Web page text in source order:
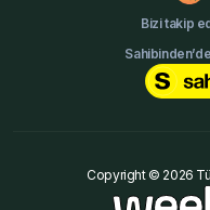
Bizi takip
Copyright © 2026